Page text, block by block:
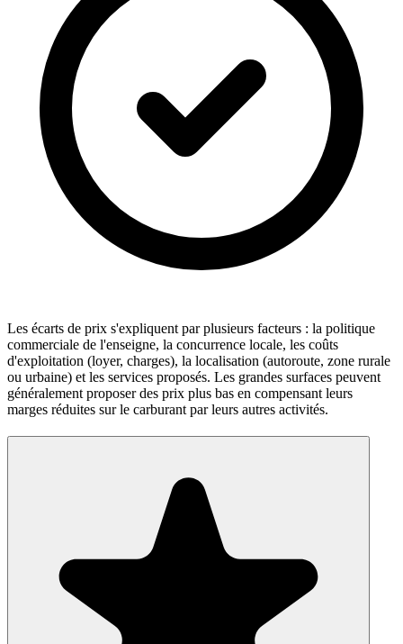
Les écarts de prix s'expliquent par plusieurs facteurs : la politique
commerciale de l'enseigne, la concurrence locale, les coûts
d'exploitation (loyer, charges), la localisation (autoroute, zone rurale
ou urbaine) et les services proposés. Les grandes surfaces peuvent
généralement proposer des prix plus bas en compensant leurs
marges réduites sur le carburant par leurs autres activités.